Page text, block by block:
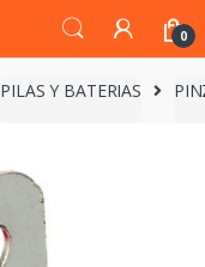
0
PILAS Y BATERIAS